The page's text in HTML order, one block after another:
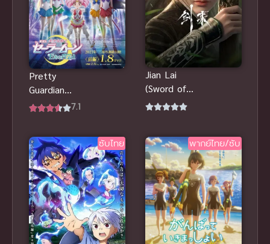
Pretty
Guardian
Sailor Moon
การ์เดี้ยน เซ
เลอร์ มูน อีเท
อร์นัล เดอะ
มูฟวี่ พากย์
ไทย
7.1
Jian Lai
(Sword of
Coming)
ซับไทย พากย์ไทย/ซับ